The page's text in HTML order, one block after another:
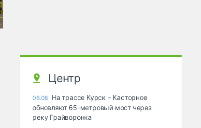
Центр
06.08 На трассе Курск – Касторное
обновляют 65-метровый мост через
реку Грайворонка